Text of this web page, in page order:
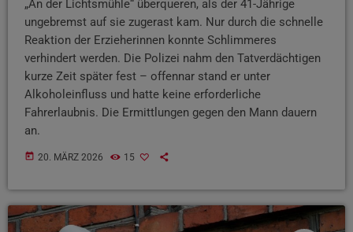
„An der Lichtsmühle“ überqueren, als der 41-Jährige
ungebremst auf sie zugerast kam. Nur durch die schnelle
Reaktion der Erzieherinnen konnte Schlimmeres
verhindert werden. Die Polizei nahm den Tatverdächtigen
kurze Zeit später fest – offennar stand er unter
Alkoholeinfluss und hatte keine erforderliche
Fahrerlaubnis. Die Ermittlungen gegen den Mann dauern
an.
today 20. MÄRZ 2026 15